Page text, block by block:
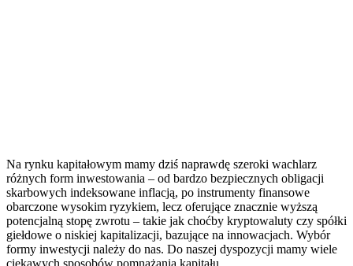
Na rynku kapitałowym mamy dziś naprawdę szeroki wachlarz
różnych form inwestowania – od bardzo bezpiecznych obligacji
skarbowych indeksowane inflacją, po instrumenty finansowe
obarczone wysokim ryzykiem, lecz oferujące znacznie wyższą
potencjalną stopę zwrotu – takie jak choćby kryptowaluty czy spółki
giełdowe o niskiej kapitalizacji, bazujące na innowacjach. Wybór
formy inwestycji należy do nas. Do naszej dyspozycji mamy wiele
ciekawych sposobów pomnażania kapitału.